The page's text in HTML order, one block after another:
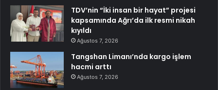
TDV’nin “İki insan bir hayat” projesi
kapsamında Ağrı’da ilk resmi nikah
kıyıldı
Ağustos 7, 2026
Tangshan Limanı’nda kargo işlem
hacmi arttı
Ağustos 7, 2026